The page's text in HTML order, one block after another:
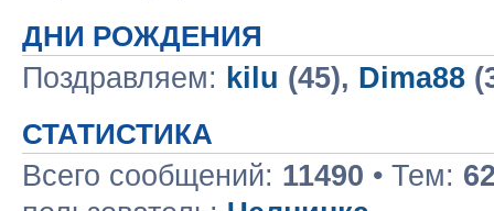
ДНИ РОЖДЕНИЯ
Поздравляем: kilu (45), Dima88
СТАТИСТИКА
Всего сообщений: 11490 • Тем: